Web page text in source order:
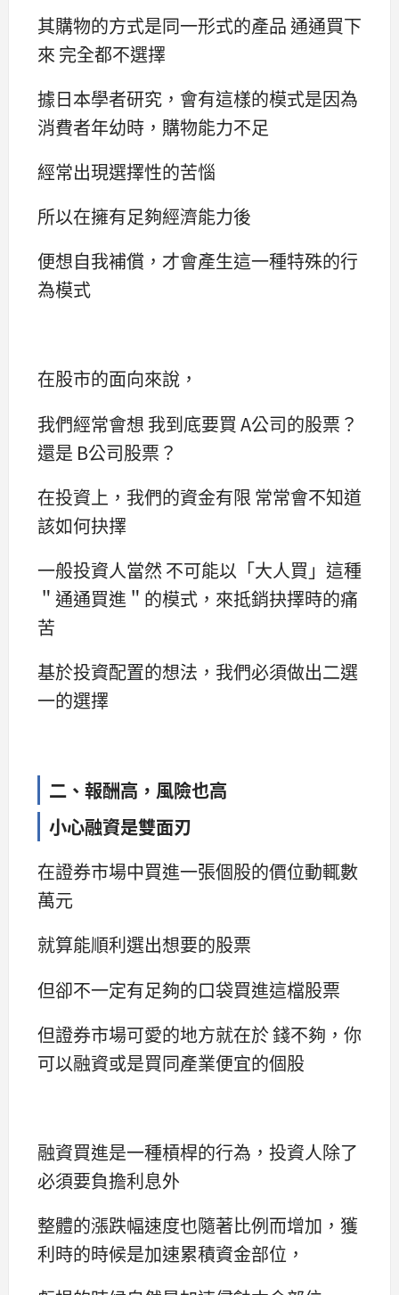
其購物的方式是同一形式的產品 通通買下
來 完全都不選擇
據日本學者研究，會有這樣的模式是因為
消費者年幼時，購物能力不足
經常出現選擇性的苦惱
所以在擁有足夠經濟能力後
便想自我補償，才會產生這一種特殊的行
為模式
在股市的面向來說，
我們經常會想 我到底要買 A公司的股票？
還是 B公司股票？
在投資上，我們的資金有限 常常會不知道
該如何抉擇
一般投資人當然 不可能以「大人買」這種
＂通通買進＂的模式，來抵銷抉擇時的痛
苦
基於投資配置的想法，我們必須做出二選
一的選擇
二、報酬高，風險也高
小心融資是雙面刃
在證券市場中買進一張個股的價位動輒數
萬元
就算能順利選出想要的股票
但卻不一定有足夠的口袋買進這檔股票
但證券市場可愛的地方就在於 錢不夠，你
可以融資或是買同產業便宜的個股
融資買進是一種槓桿的行為，投資人除了
必須要負擔利息外
整體的漲跌幅速度也隨著比例而增加，獲
利時的時候是加速累積資金部位，